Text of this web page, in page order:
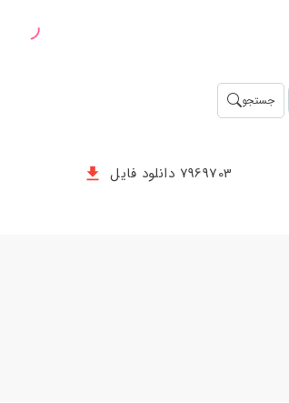
جستجو
7969703 دانلود فایل